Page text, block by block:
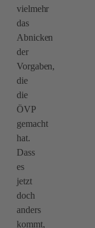
vielmehr
das
Abnicken
der
Vorgaben,
die
die
ÖVP
gemacht
hat.
Dass
es
jetzt
doch
anders
kommt,